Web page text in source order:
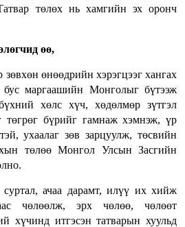
төлөх нь хамгийн эх оронч
өө,
зөвхөн өнөөдрийн хэрэгцээг хангах
бус маргаашийн Монголыг бүтээж
хөлс хүч, хөдөлмөр зүтгэл
төгрөг бүрийг гамнаж хэмнэж, үр
ухаалаг зөв зарцуулж, төсвийн
төлөө Монгол Улсын Засгийн
суртал, ачаа дарамт, илүү их хийж
чөлөөлж, эрх чөлөө, чөлөөт
хүчинд итгэсэн татварын хуульд